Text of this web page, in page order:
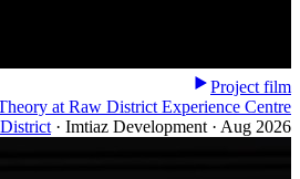
Project film
at Raw District Experience Centre
· Imtiaz Development · Aug 2026